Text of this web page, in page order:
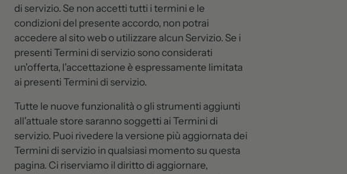
di servizio. Se non accetti tutti i termini e le
condizioni del presente accordo, non potrai
accedere al sito web o utilizzare alcun Servizio. Se i
presenti Termini di servizio sono considerati
un'offerta, l'accettazione è espressamente limitata
ai presenti Termini di servizio.
Tutte le nuove funzionalità o gli strumenti aggiunti
all'attuale store saranno soggetti ai Termini di
servizio. Puoi rivedere la versione più aggiornata dei
Termini di servizio in qualsiasi momento su questa
pagina. Ci riserviamo il diritto di aggiornare,